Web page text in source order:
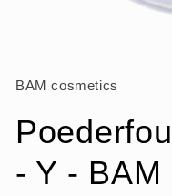
openen
in
BAM cosmetics
- Y -